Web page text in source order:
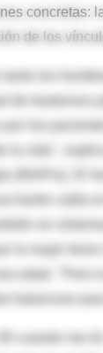
concretas:
de los
tanto los
de
por los
la vida",
(INAPsi). El
en
la mujer
edad.
balancear
cuando me